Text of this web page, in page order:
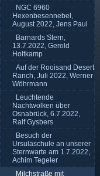
NGC 6960
Hexenbesennebel,
August 2022, Jens Paul
Barnards Stern,
13.7.2022, Gerold
Holtkamp
Auf der Rooisand Desert
Ranch, Juli 2022, Werner
Wöhrmann
Leuchtende
Nachtwolken über
Osnabrück, 6.7.2022,
Ralf Gysbers
Besuch der
Ursulaschule an unserer
Sternwarte am 1.7.2022,
Achim Tegeler
Milchstraße mit